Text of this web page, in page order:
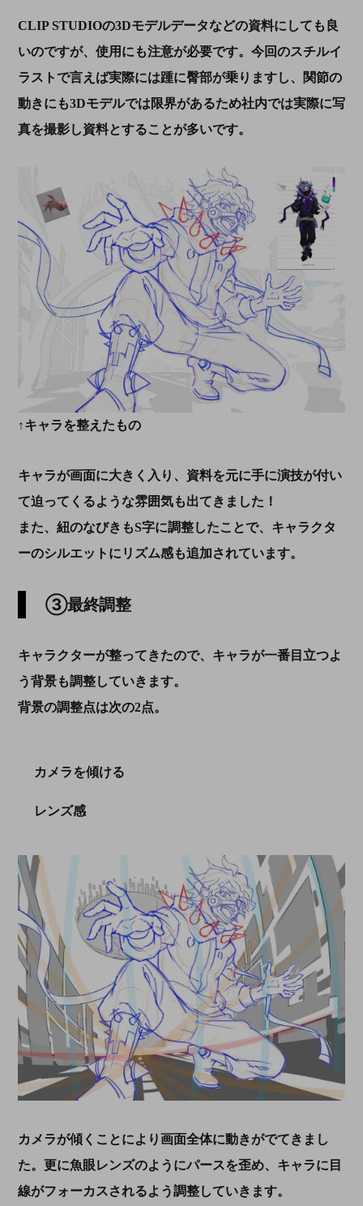
CLIP STUDIOの3Dモデルデータなどの資料にしても良
いのですが、使用にも注意が必要です。今回のスチルイ
ラストで言えば実際には踵に臀部が乗りますし、関節の
動きにも3Dモデルでは限界があるため社内では実際に写
真を撮影し資料とすることが多いです。
↑キャラを整えたもの
キャラが画面に大きく入り、資料を元に手に演技が付い
て迫ってくるような雰囲気も出てきました！
また、紐のなびきもS字に調整したことで、キャラクタ
ーのシルエットにリズム感も追加されています。
③最終調整
キャラクターが整ってきたので、キャラが一番目立つよ
う背景も調整していきます。
背景の調整点は次の2点。
カメラを傾ける
レンズ感
カメラが傾くことにより画面全体に動きがでてきまし
た。更に魚眼レンズのようにパースを歪め、キャラに目
線がフォーカスされるよう調整していきます。